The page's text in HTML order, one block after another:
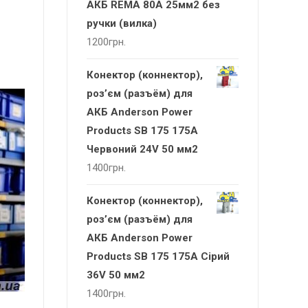
АКБ REMA 80А 25мм2 без
ручки (вилка)
1200грн.
Конектор (коннектор),
роз’єм (разъём) для
АКБ Anderson Power
Products SB 175 175А
Червоний 24V 50 мм2
1400грн.
Конектор (коннектор),
роз’єм (разъём) для
АКБ Anderson Power
Products SB 175 175А Сірий
36V 50 мм2
1400грн.